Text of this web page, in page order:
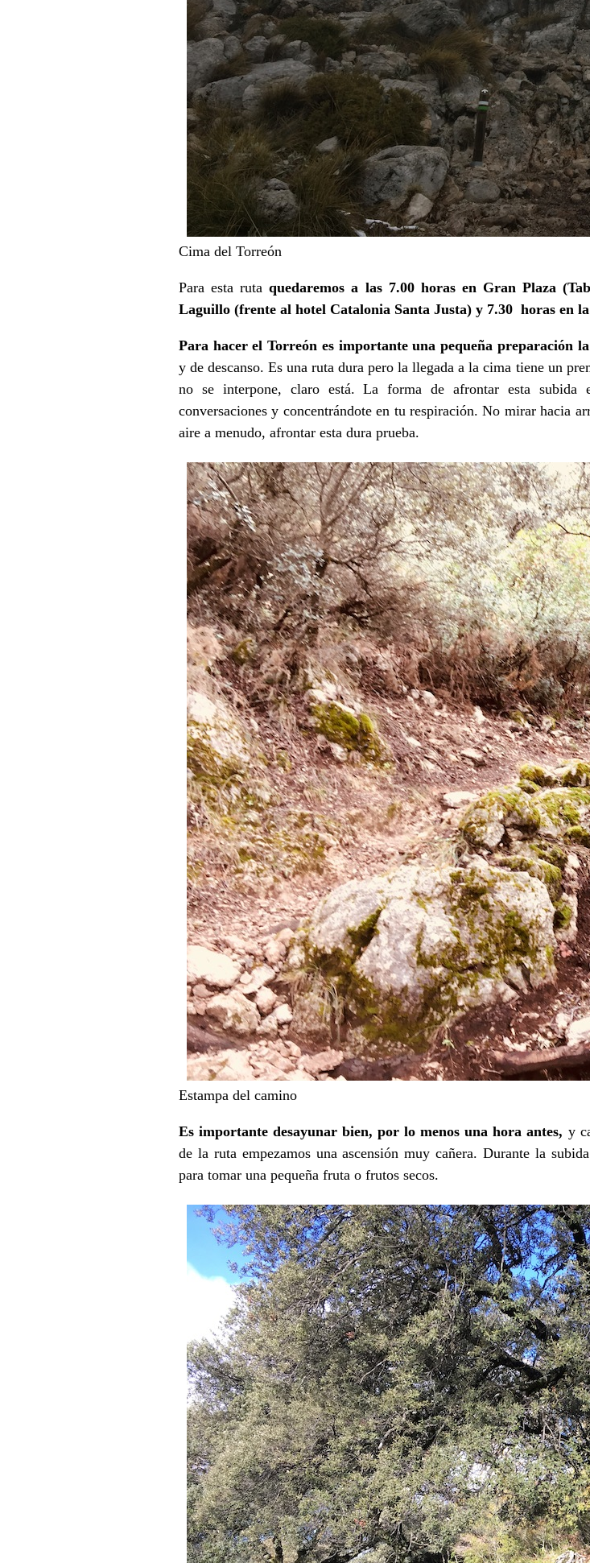
Cima del Torreón
Para esta ruta quedaremos a las 7.00 horas en Gran Plaza
Laguillo (frente al hotel Catalonia Santa Justa) y 7.30 horas en
Para hacer el Torreón es importante una pequeña preparación la
y de descanso. Es una ruta dura pero la llegada a la cima tiene un
no se interpone, claro está. La forma de afrontar esta subida
conversaciones y concentrándote en tu respiración. No mirar hacia
aire a menudo, afrontar esta dura prueba.
Estampa del camino
Es importante desayunar bien, por lo menos una hora antes, y
de la ruta empezamos una ascensión muy cañera. Durante la
para tomar una pequeña fruta o frutos secos.